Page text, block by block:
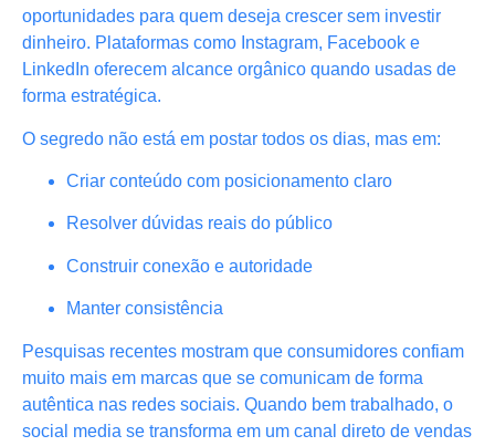
oportunidades para quem deseja crescer sem investir
dinheiro. Plataformas como Instagram, Facebook e
LinkedIn oferecem alcance orgânico quando usadas de
forma estratégica.
O segredo não está em postar todos os dias, mas em:
Criar conteúdo com posicionamento claro
Resolver dúvidas reais do público
Construir conexão e autoridade
Manter consistência
Pesquisas recentes mostram que consumidores confiam
muito mais em marcas que se comunicam de forma
autêntica nas redes sociais. Quando bem trabalhado, o
social media se transforma em um canal direto de vendas